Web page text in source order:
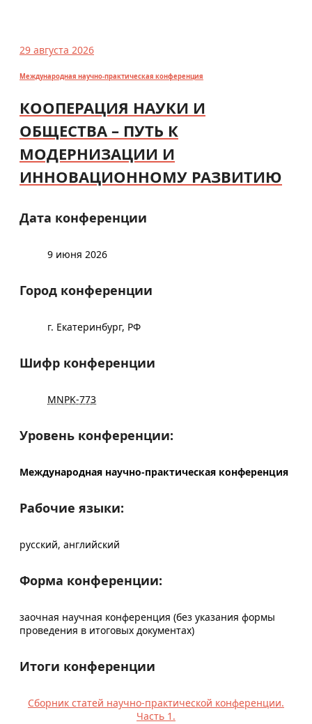
29 августа 2026
Международная научно-практическая конференция
КООПЕРАЦИЯ НАУКИ И
ОБЩЕСТВА – ПУТЬ К
МОДЕРНИЗАЦИИ И
ИННОВАЦИОННОМУ РАЗВИТИЮ
Дата конференции
9 июня 2026
Город конференции
г. Екатеринбург, РФ
Шифр конференции
MNPK-773
Уровень конференции:
Международная научно-практическая конференция
Рабочие языки:
русский, английский
Форма конференции:
заочная научная конференция (без указания формы
проведения в итоговых документах)
Итоги конференции
Сборник статей научно-практической конференции.
Часть 1.